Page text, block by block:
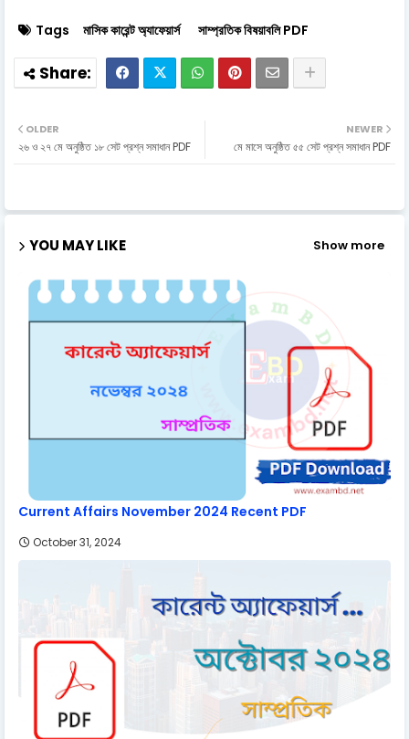
Tags মাসিক কারেন্ট অ্যাফেয়ার্স সাম্প্রতিক বিষয়াবলি PDF
NEWER
মে মাসে অনুষ্ঠিত ৫৫ সেট প্রশ্ন সমাধান PDF
OLDER
২৬ ও ২৭ মে অনুষ্ঠিত ১৮ সেট প্রশ্ন সমাধান PDF
YOU MAY LIKE Show more
Current Affairs November 2024 Recent PDF
October 31, 2024